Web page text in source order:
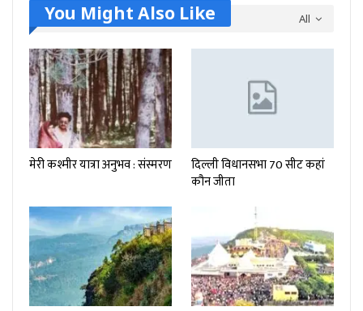
All
You Might Also Like
मेरी कश्मीर यात्रा अनुभव : संस्मरण
दिल्ली विधानसभा 70 सीट कहां
कौन जीता